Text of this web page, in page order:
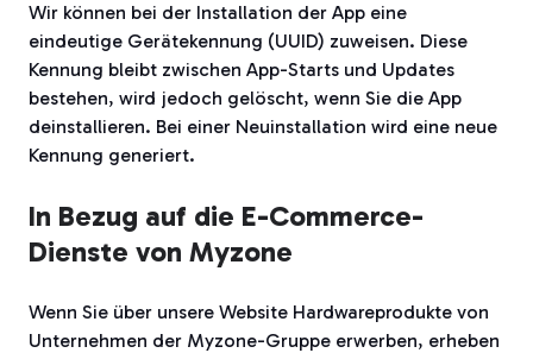
Wir können bei der Installation der App eine
eindeutige Gerätekennung (UUID) zuweisen. Diese
Kennung bleibt zwischen App-Starts und Updates
bestehen, wird jedoch gelöscht, wenn Sie die App
deinstallieren. Bei einer Neuinstallation wird eine neue
Kennung generiert.
In Bezug auf die E-Commerce-
Dienste von Myzone
Wenn Sie über unsere Website Hardwareprodukte von
Unternehmen der Myzone-Gruppe erwerben, erheben